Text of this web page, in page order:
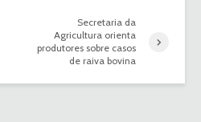
Secretaria da
Agricultura orienta
produtores sobre casos
de raiva bovina